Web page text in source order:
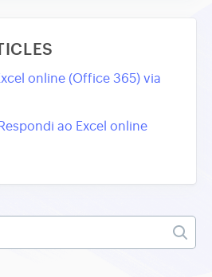
online (Office 365) via
ao Excel online